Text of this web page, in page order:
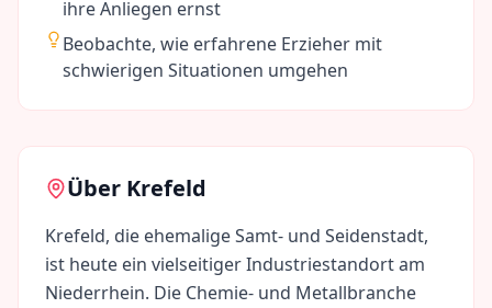
ihre Anliegen ernst
Beobachte, wie erfahrene Erzieher mit
schwierigen Situationen umgehen
Über Krefeld
Krefeld, die ehemalige Samt- und Seidenstadt,
ist heute ein vielseitiger Industriestandort am
Niederrhein. Die Chemie- und Metallbranche